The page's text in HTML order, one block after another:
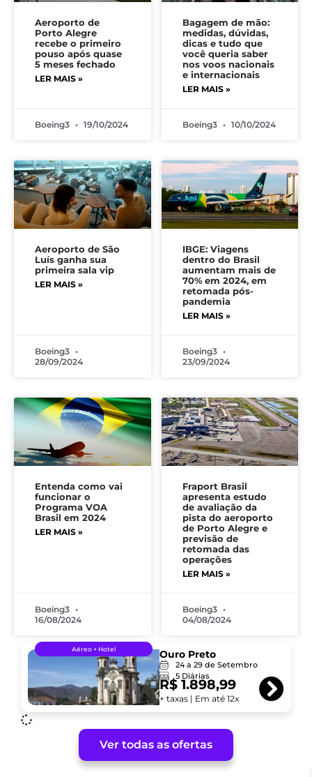
Aeroporto de
Porto Alegre
recebe o primeiro
pouso após quase
5 meses fechado
LER MAIS »
Boeing3 19/10/2024
Bagagem de mão:
medidas, dúvidas,
dicas e tudo que
você queria saber
nos voos nacionais
e internacionais
LER MAIS »
Boeing3 10/10/2024
Aeroporto de São
Luís ganha sua
primeira sala vip
LER MAIS »
Boeing3
28/09/2024
IBGE: Viagens
dentro do Brasil
aumentam mais de
70% em 2024, em
retomada pós-
pandemia
LER MAIS »
Boeing3
23/09/2024
Entenda como vai
funcionar o
Programa VOA
Brasil em 2024
LER MAIS »
Boeing3
16/08/2024
Fraport Brasil
apresenta estudo
de avaliação da
pista do aeroporto
de Porto Alegre e
previsão de
retomada das
operações
LER MAIS »
Boeing3
04/08/2024
Aéreo + Hotel Ouro Preto
24 a 29 de Setembro
5 Diárias
R$ 1.898,99
+ taxas | Em até 12x
Ver todas as ofertas